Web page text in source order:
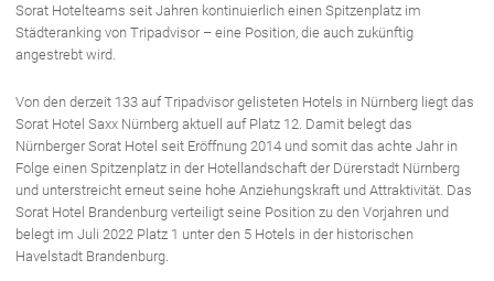
Sorat Hotelteams seit Jahren kontinuierlich einen Spitzenplatz im
Städteranking von Tripadvisor – eine Position, die auch zukünftig
angestrebt wird.
Von den derzeit 133 auf Tripadvisor gelisteten Hotels in Nürnberg liegt das
Sorat Hotel Saxx Nürnberg aktuell auf Platz 12. Damit belegt das
Nürnberger Sorat Hotel seit Eröffnung 2014 und somit das achte Jahr in
Folge einen Spitzenplatz in der Hotellandschaft der Dürerstadt Nürnberg
und unterstreicht erneut seine hohe Anziehungskraft und Attraktivität. Das
Sorat Hotel Brandenburg verteiligt seine Position zu den Vorjahren und
belegt im Juli 2022 Platz 1 unter den 5 Hotels in der historischen
Havelstadt Brandenburg.